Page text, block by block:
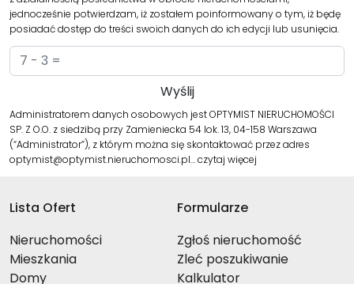
jednocześnie potwierdzam, iż zostałem poinformowany o tym, iż będę
posiadać dostęp do treści swoich danych do ich edycji lub usunięcia.
Administratorem danych osobowych jest OPTYMIST NIERUCHOMOŚCI
SP. Z O.O. z siedzibą przy Zamieniecka 54 lok. 13, 04-158 Warszawa
(“Administrator”), z którym można się skontaktować przez adres
optymist@optymist.nieruchomosci.pl…czytaj więcej
Lista Ofert
Nieruchomości
Mieszkania
Domy
Formularze
Zgłoś nieruchomość
Zleć poszukiwanie
Kalkulator